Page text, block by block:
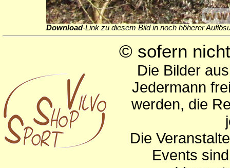
Download-Link zu diesem Bild in noch höherer
© sofern
Die Bilder
Jedermann
werden, die
Die
Events